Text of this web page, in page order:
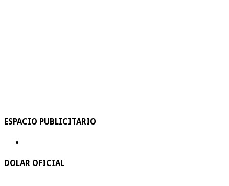
ESPACIO PUBLICITARIO
DOLAR OFICIAL